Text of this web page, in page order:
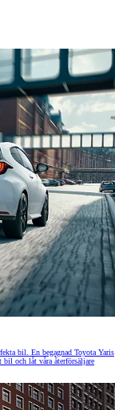
bil. En begagnad Toyota Yaris
och låt våra återförsäljare